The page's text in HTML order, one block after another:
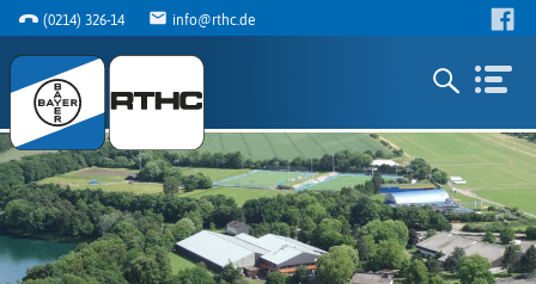
(0214) 326-14 info@rthc.de